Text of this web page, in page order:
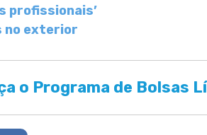
profissionais’
no exterior
o Programa de Bolsas